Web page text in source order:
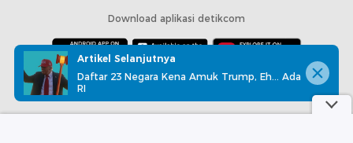
Download aplikasi detikcom
Copyright @ 2026 detikcom, All right reserved
Artikel Selanjutnya
Daftar 23 Negara Kena Amuk Trump, Eh... Ada
RI